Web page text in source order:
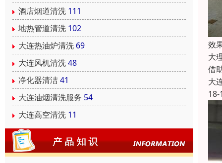
酒店烟道清洗 111
地热管道清洗 102
大连热油炉清洗 69
大连风机清洗48
净化器清洁41
大连油烟清洗服务 54
大连高空清洗 11
效
大
借
大
18-